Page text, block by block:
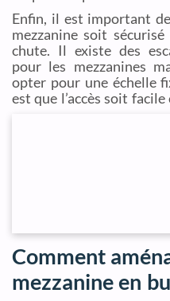
Enfin, il est important
mezzanine soit
chute. Il existe des
pour les mezzanines
opter pour une échelle
est que l’accès soit facile
Comment
mezzanine en